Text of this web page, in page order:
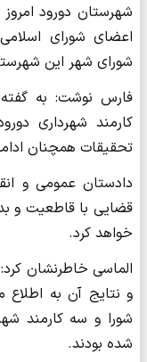
شهرستان دورود
اعضای شورای
شورای شهر این
فارس نوشت: به
کارمند شهرداری
تحقیقات همچنان
دادستان عمومی و
قضایی با قاطعیت و
خواهد کرد.
الماسی خاطرنشان
و نتایج آن به
شورا و سه کارمند
شده بودند.